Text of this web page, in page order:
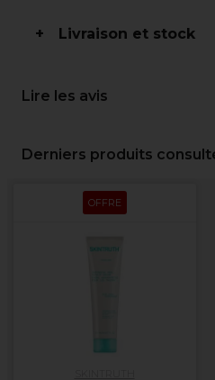
Livraison et stock
Lire les avis
Derniers produits
OFFRE